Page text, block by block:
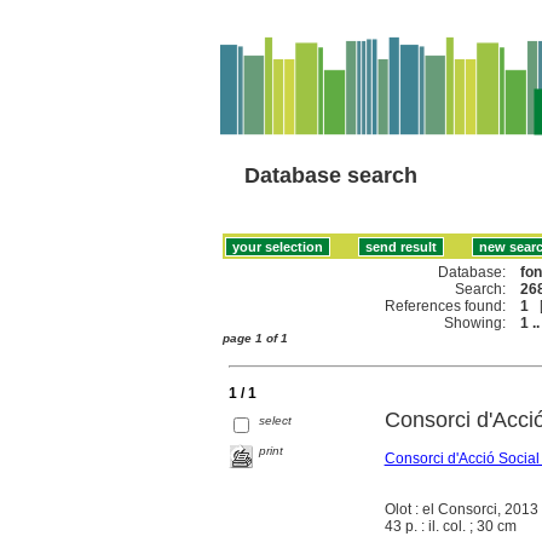
Database search
Database:
Search:
References found:
1
Showing:
1
page 1 of 1
1 / 1
select
print
Consorci
Consorci d'Acció
Olot : el Consorci, 2013
43 p. : il. col. ; 30 cm